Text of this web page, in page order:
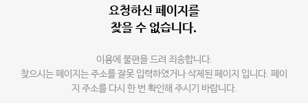
요청하신 페이지를
찾을 수 없습니다.
이용에 불편을 드려 죄송합니다.
찾으시는 페이지는 주소를 잘못 입력하였거나 삭제된 페이지 입니다. 페이
지 주소를 다시 한 번 확인해 주시기 바랍니다.